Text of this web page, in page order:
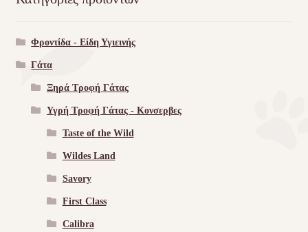
Φροντίδα - Είδη Υγιεινής
Γάτα
Ξηρά Τροφή Γάτας
Υγρή Τροφή Γάτας - Kονσερβες
Taste of the Wild
Wildes Land
Savory
First Class
Calibra